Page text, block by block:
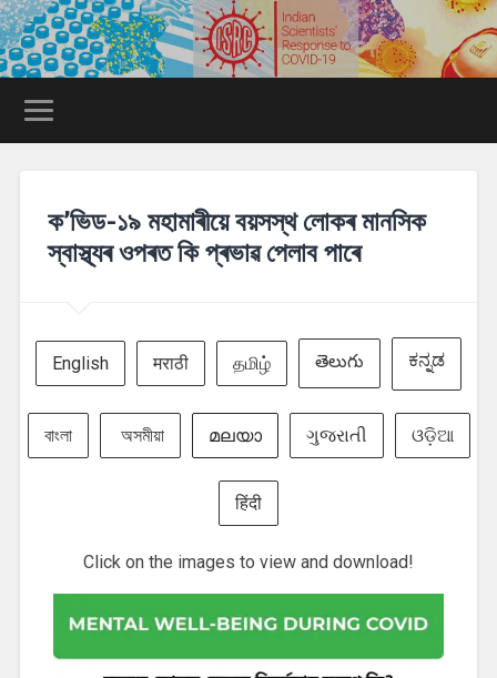
ক’ভিড-১৯ মহামাৰীয়ে বয়সস্থ লোকৰ মানসিক
স্বাস্থ্যৰ ওপৰত কি প্ৰভাৱ পেলাব পাৰে
English मराठी தமிழ் తెలుగు ಕನ್ನಡ
বাংলা অসমীয়া മലയാ ગુજરાતી ଓଡ଼ିଆ
हिंदी
Click on the images to view and download!